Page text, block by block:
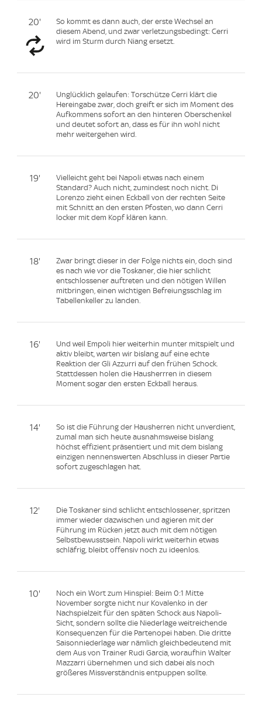
20'
So kommt es dann auch, der erste Wechsel an
diesem Abend, und zwar verletzungsbedingt: Cerri
wird im Sturm durch Niang ersetzt.
20'
Unglücklich gelaufen: Torschütze Cerri klärt die
Hereingabe zwar, doch greift er sich im Moment des
Aufkommens sofort an den hinteren Oberschenkel
und deutet sofort an, dass es für ihn wohl nicht
mehr weitergehen wird.
19'
Vielleicht geht bei Napoli etwas nach einem
Standard? Auch nicht, zumindest noch nicht. Di
Lorenzo zieht einen Eckball von der rechten Seite
mit Schnitt an den ersten Pfosten, wo dann Cerri
locker mit dem Kopf klären kann.
18'
Zwar bringt dieser in der Folge nichts ein, doch sind
es nach wie vor die Toskaner, die hier schlicht
entschlossener auftreten und den nötigen Willen
mitbringen, einen wichtigen Befreiungsschlag im
Tabellenkeller zu landen.
16'
Und weil Empoli hier weiterhin munter mitspielt und
aktiv bleibt, warten wir bislang auf eine echte
Reaktion der Gli Azzurri auf den frühen Schock.
Stattdessen holen die Hausherrren in diesem
Moment sogar den ersten Eckball heraus.
14'
So ist die Führung der Hausherren nicht unverdient,
zumal man sich heute ausnahmsweise bislang
höchst effizient präsentiert und mit dem bislang
einzigen nennenswerten Abschluss in dieser Partie
sofort zugeschlagen hat.
12'
Die Toskaner sind schlicht entschlossener, spritzen
immer wieder dazwischen und agieren mit der
Führung im Rücken jetzt auch mit dem nötigen
Selbstbewusstsein. Napoli wirkt weiterhin etwas
schläfrig, bleibt offensiv noch zu ideenlos.
10'
Noch ein Wort zum Hinspiel: Beim 0:1 Mitte
November sorgte nicht nur Kovalenko in der
Nachspielzeit für den späten Schock aus Napoli-
Sicht, sondern sollte die Niederlage weitreichende
Konsequenzen für die Partenopei haben. Die dritte
Saisonniederlage war nämlich gleichbedeutend mit
dem Aus von Trainer Rudi Garcia, woraufhin Walter
Mazzarri übernehmen und sich dabei als noch
größeres Missverständnis entpuppen sollte.